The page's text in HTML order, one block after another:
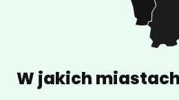
W jakich